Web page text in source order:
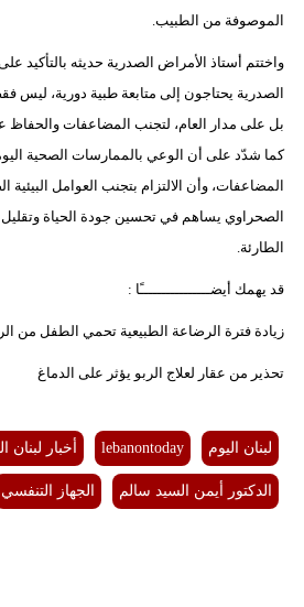
الموصوفة من الطبيب.
واختتم أستاذ الأمراض الصدرية حديثه
الصدرية يحتاجون إلى متابعة طبية دورية،
بل على مدار العام، لتجنب المضاعفات والحفاظ
كما شدّد على أن الوعي بالممارسات الصحية
المضاعفات، وأن الالتزام بتجنب العوامل البيئية
الصحراوي يساهم في تحسين جودة الحياة وتقليل
الطارئة.
قد يهمك أيضــــــــــــــــًا :
زيادة فترة الرضاعة الطبيعية تحمي الطفل من
تحذير من عقار لعلاج الربو يؤثر على الدماغ
لبنان اليوم lebanontoday أخبار لبنان
الدكتور أيمن السيد سالم الجهاز التنفسي